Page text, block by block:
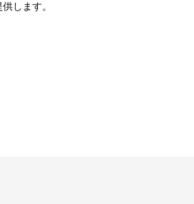
します。